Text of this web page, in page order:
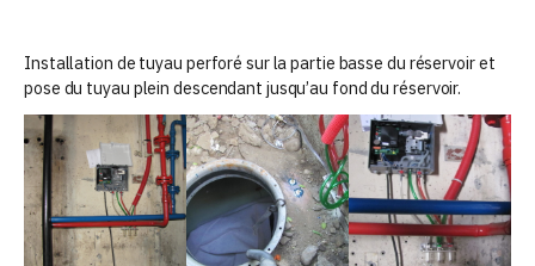
Installation de tuyau perforé sur la partie basse du réservoir et
pose du tuyau plein descendant jusqu’au fond du réservoir.